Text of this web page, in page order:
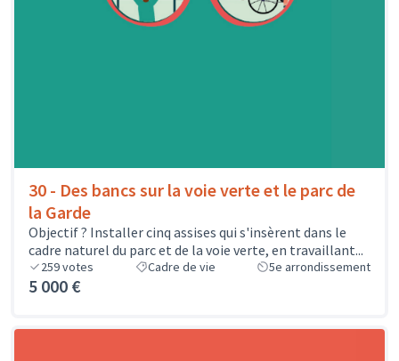
30 - Des bancs sur la voie verte et le parc de
la Garde
Objectif ? Installer cinq assises qui s'insèrent dans le
cadre naturel du parc et de la voie verte, en travaillant...
259votes Cadre de vie 5e arrondissement
5 000 €